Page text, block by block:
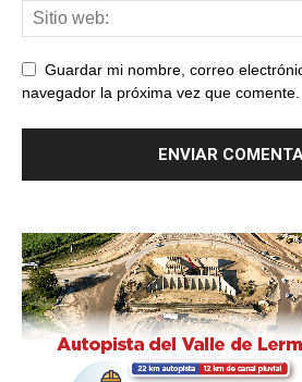
Guardar mi nombre, correo
navegador la próxima vez que comente.